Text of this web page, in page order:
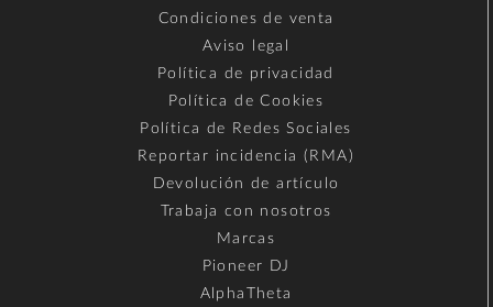
Condiciones de venta
Aviso legal
Política de privacidad
Política de Cookies
Política de Redes Sociales
Reportar incidencia (RMA)
Devolución de artículo
Trabaja con nosotros
Marcas
Pioneer DJ
AlphaTheta